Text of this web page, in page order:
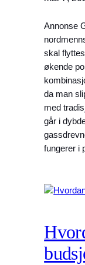
Annonse
skal
økende
da man
med
går i
fungerer i